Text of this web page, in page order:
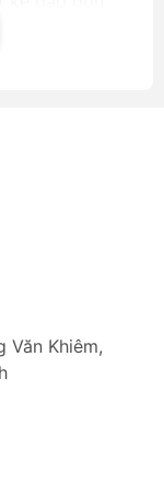
cất giữ.
phù hợp
xóc, đèn LED
Ninebot
F25
Văn Khiêm,